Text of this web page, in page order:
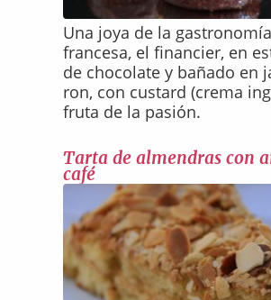
Una joya de la gastronomía
francesa, el financier, en
de chocolate y bañado en
ron, con custard (crema
fruta de la pasión.
Tarta de almendras con
café